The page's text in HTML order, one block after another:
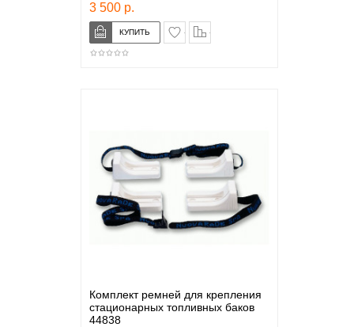
3 500 р.
в закладки
Комплект ремней для крепления
стационарных топливных баков
44838